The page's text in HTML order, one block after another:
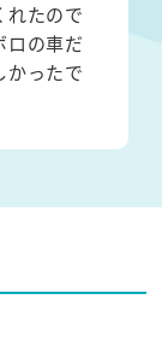
れたので
ロの車だ
かったで